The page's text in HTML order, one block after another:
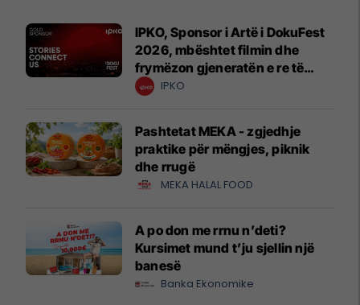
IPKO, Sponsor i Artë i DokuFest
2026, mbështet filmin dhe
frymëzon gjeneratën e re të
krijuesve
IPKO
Pashtetat MEKA - zgjedhje
praktike për mëngjes, piknik
dhe rrugë
MEKA HALAL FOOD
A po don me rrnu n’deti?
Kursimet mund t’ju sjellin një
banesë
Banka Ekonomike